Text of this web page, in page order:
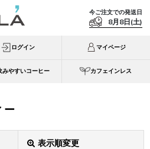
今ご注文での発送日
8月8日(土)
ログイン マイページ
みやすいコーヒー カフェインレス
ー
表示順変更